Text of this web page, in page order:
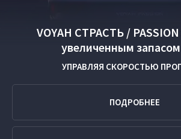
VOYAH СТРАСТЬ /
увеличенным
УПРАВЛЯЯ СКОРОСТЬЮ
ПОДРОБНЕЕ